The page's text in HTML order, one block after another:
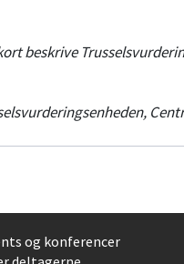
beskrive
,
og konferencer